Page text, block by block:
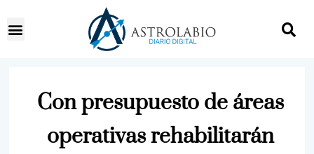
Con presupuesto de áreas
operativas rehabilitarán